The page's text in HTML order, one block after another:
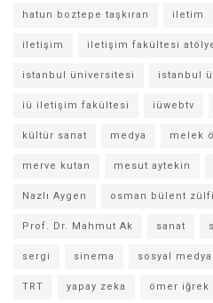
hatun boztepe taşkıran iletim
iletişim iletişim fakültesi
istanbul üniversitesi istanbul
iü iletişim fakültesi iüwebtv
kültür sanat medya melek
merve kutan mesut aytekin
Nazlı Aygen osman bülent
Prof. Dr. Mahmut Ak sanat
sergi sinema sosyal medya
TRT yapay zeka ömer iğrek